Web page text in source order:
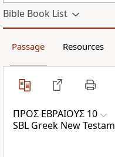
Bible Book List
Passage Resources
ΠΡΟΣ ΕΒΡΑΙΟΥΣ 10
SBL Greek New